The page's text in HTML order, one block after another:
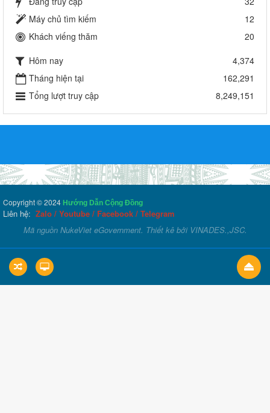
Máy chủ tìm kiếm
12
Khách viếng thăm
20
Hôm nay
4,374
Tháng hiện tại
162,291
Tổng lượt truy cập
8,249,151
Copyright © 2024 Hướng Dẫn Cộng Đồng
Liên hệ: Zalo / Youtube / Facebook / Telegram
Mã nguồn NukeViet eGovernment. Thiết kê bởi VINADES.,JSC.